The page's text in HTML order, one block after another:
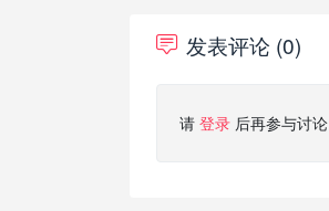
发表评论 (0)
请 登录 后再参与讨论